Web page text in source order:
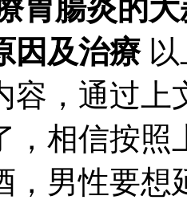
胃腸炎的
因及治療以
容，通过上
，相信按照
，男性要想